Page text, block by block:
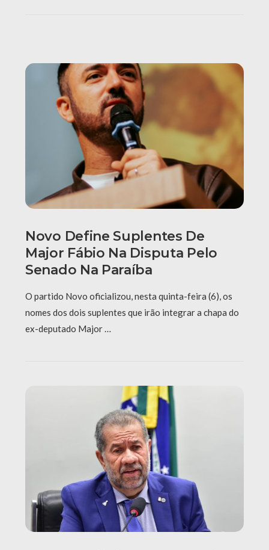
Novo Define Suplentes De
Major Fábio Na Disputa Pelo
Senado Na Paraíba
O partido Novo oficializou, nesta quinta-feira (6), os
nomes dos dois suplentes que irão integrar a chapa do
ex-deputado Major …